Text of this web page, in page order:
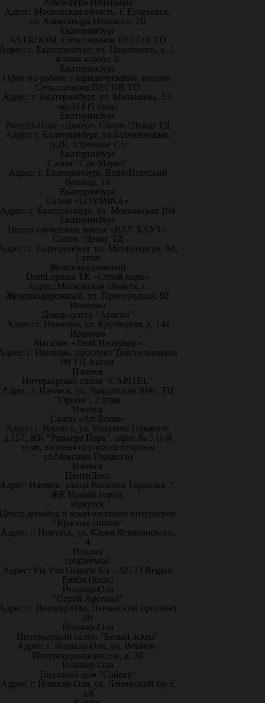
Атмосфера Интерьера
Адрес: Московская область, г. Егорьевск,
ул. Александра Невского, 2В
Екатеринбург
ASTROOM. Сеть салонов DECOR TD
г. Екатеринбург, ул. Цвиллинга, д .1,
4 этаж корпус Б
Екатеринбург
Офис по работе с юридическими лицами.
Сеть салонов DECOR TD
Адрес: г. Екатеринбург, ул. Малышева, 53,
оф.514 |5 этаж|
Екатеринбург
Ритейл-Порт «Докер», Салон "Декор ТД
Адрес: г. Екатеринбург, ул.Бахчиванджи,
д.2Б, /строение С1
Екатеринбург
Салон "Сан Марко"
Адрес: г. Екатеринбург, Верх-Исетский
бульвар, 18
Екатеринбург
Салон «LOYMINA»
Адрес: г. Екатеринбург, ул. Московская 194
Екатеринбург
Центр улучшения жилья «ВАУ ХАУЗ»,
Салон "Декор ТД
г. Екатеринбург ул. Металлургов, 84,
1 этаж
Железнодорожный
DomLepnina ТК «Строй парк»
Адрес: Московская область, г.
Железнодорожный, ул. Пригородная, 92
Иваново
Декор-центр "Арагон"
Адрес: г. Иваново, ул. Крутицкая, д. 14а
Иваново
Магазин «Твой Интерьер»
г. Иваново, проспект Текстильщиков
80 ТЦ Аксон
Ижевск
Интерьерный салон "CAPITEL"
Адрес: г. Ижевск, ул. Удмуртская 304е, ТЦ
"Орион", 2 этаж
Ижевск
Салон «Art Room»
Адрес: г. Ижевск, ул. Максима Горького,
д.157, ЖК "Ривьера Парк", офис № 5 (1-й
этаж, входная группа со стороны
ул.Максима Горького)
Ижевск
ЦентрДеко
Ижевск, улица Василия Тарасова, 7,
ЖК Новый город.
Иркутск
дизайна и комплектации интерьеров
"Красная Линия"
Адрес: г. Иркутск, ул. Юрия Левитанского,
4
Италия
creativewall
Адрес: Via Yuri Gagarin 6/a – 42123 Reggio
Emilia (Italia)
Йошкар-Ола
"Строй Арсенал"
г. Йошкар-Ола, Ленинский проспект
49
Йошкар-Ола
Интерьерный салон "Белый эскиз"
Адрес: г. Йошкар-Ола, ул. Воинов-
Интернационалистов, д. 36
Йошкар-Ола
Торговый дом "Сайвер"
Адрес: г. Йошкар-Ола, ул. Ленинский пр-т,
д.8